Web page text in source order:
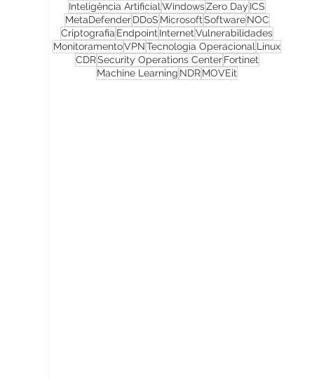
Inteligência Artificial WindowsZero Day ICS
MetaDefender DDoS MicrosoftSoftware NOC
Criptografia Endpoint InternetVulnerabilidades
MonitoramentoVPNTecnologia Operacional Linux
CDRSecurity Operations Center Fortinet
Machine Learning NDRMOVEit